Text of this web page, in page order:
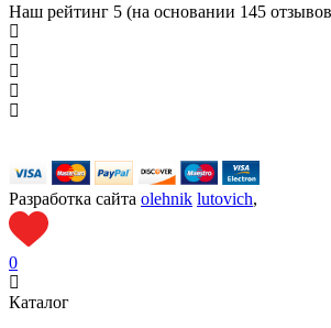
Наш рейтинг 5 (на основании 145
Разработка сайта olehnik lutovich,
0
Каталог